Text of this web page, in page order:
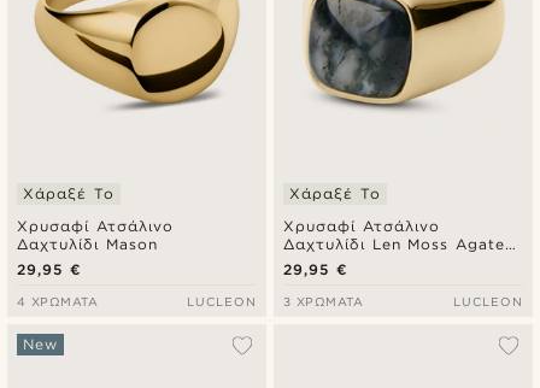
Χρυσαφί Ατσάλινο
Δαχτυλίδι Mason
Χάραξέ Το
29,95 €
4 ΧΡΏΜΑΤΑ LUCLEON
Χρυσαφί Ατσάλινο
Δαχτυλίδι Len Moss Agate
Gravel
Χάραξέ Το
29,95 €
3 ΧΡΏΜΑΤΑ LUCLEON
New